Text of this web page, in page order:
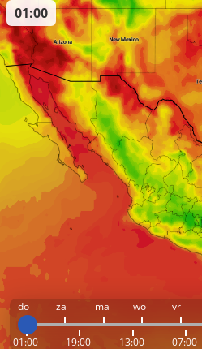
do za ma wo vr
01:00 19:00 13:00 07:00
01:00